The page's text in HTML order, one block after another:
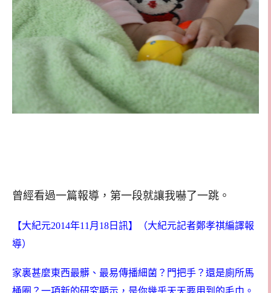
曾經看過一篇報導，第一段就讓我嚇了一跳。
【大紀元2014年11月18日訊】（大紀元記者鄭孝祺編譯報
導）
家裏甚麼東西最髒、最易傳播細菌？門把手？還是廁所馬